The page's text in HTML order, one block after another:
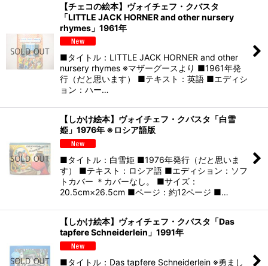
【チェコの絵本】ヴォイチェフ・クバスタ
「LITTLE JACK HORNER and other nursery
rhymes」1961年
■タイトル：LITTLE JACK HORNER and other
nursery rhymes ※マザーグースより ■1961年発
行（だと思います） ■テキスト：英語 ■エディシ
ョン：ハー…
【しかけ絵本】ヴォイチェフ・クバスタ「白雪
姫」1976年 ※ロシア語版
■タイトル：白雪姫 ■1976年発行（だと思いま
す） ■テキスト：ロシア語 ■エディション：ソフ
トカバー ＊カバーなし。 ■サイズ：
20.5cm×26.5cm ■ページ：約12ページ ■…
【しかけ絵本】ヴォイチェフ・クバスタ「Das
tapfere Schneiderlein」1991年
■タイトル：Das tapfere Schneiderlein ※勇まし